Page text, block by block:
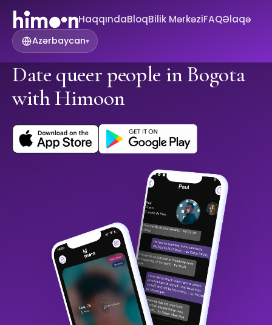
HaqqındaBloqBilik MərkəziFAQƏlaqə
Azərbaycan▾
Date queer people in Bogota
with Himoon